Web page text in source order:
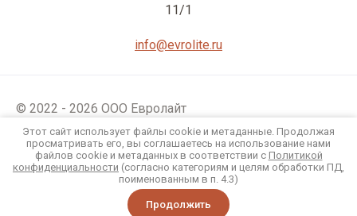
11/1
info@evrolite.ru
© 2022 - 2026 ООО Евролайт
Политика конфиденциальности
Мегагрупп.ру
Этот сайт использует файлы cookie и метаданные. Продолжая
просматривать его, вы соглашаетесь на использование нами
файлов cookie и метаданных в соответствии с Политикой
конфиденциальности (согласно категориям и целям обработки ПД,
поименованным в п. 4.3)
Продолжить